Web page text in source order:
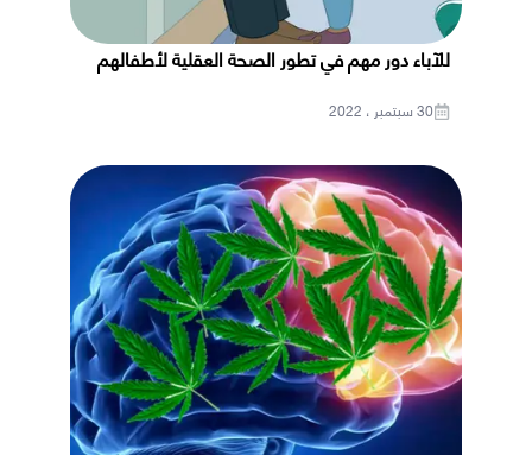
للآباء دور مهم في تطور الصحة العقلية لأطفالهم
30 سبتمبر ، 2022